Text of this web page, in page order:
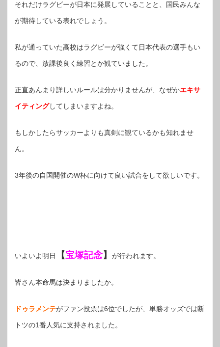
それだけラグビーが日本に発展していることと、国民みんな
が期待している表れでしょう。
私が通っていた高校はラグビーが強くて日本代表の選手もい
るので、放課後良く練習とか観ていました。
正直あんまり詳しいルールは分かりませんが、なぜかエキサ
イティングしてしまいますよね。
もしかしたらサッカーよりも真剣に観ているかも知れませ
ん。
3年後の自国開催のW杯に向けて良い試合をして欲しいです。
いよいよ明日 【宝塚記念】 が行われます。
皆さん本命馬は決まりましたか。
ドゥラメンテがファン投票は6位でしたが、単勝オッズでは断
トツの1番人気に支持されました。